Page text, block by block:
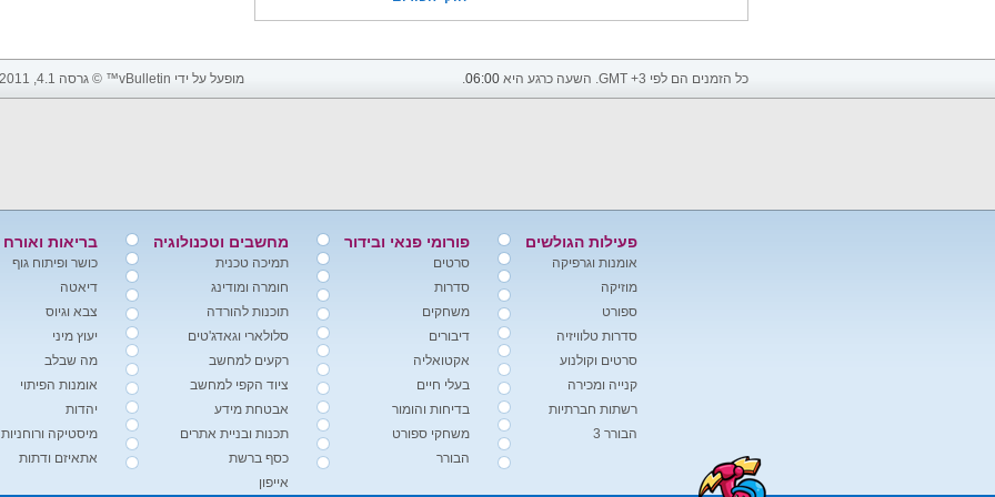
כל הזמנים הם לפי GMT +3. השעה כרגע היא 06:00
. מופעל על ידי vBulletin™ © גרסה 4.1, 2011 vBulletin Solutions, Inc. כל הזכויות שמורות.
פעילות הגולשים
אומנות וגרפיקה
מוזיקה
ספורט
סדרות טלוויזיה
סרטים וקולנוע
קנייה ומכירה
רשתות חברתיות
הבורר 3
פורומי פנאי ובידור
סרטים
סדרות
משחקים
דיבורים
אקטואליה
בעלי חיים
בדיחות והומור
משחקי ספורט
הבורר
מחשבים וטכנולוגיה
תמיכה טכנית
חומרה ומודינג
תוכנות להורדה
סלולארי וגאדג'טים
רקעים למחשב
ציוד הקפי למחשב
אבטחת מידע
תכנות ובניית אתרים
כסף ברשת
אייפון
בריאות ואורח
כושר ופיתוח גוף
דיאטה
צבא וגיוס
יעוץ מיני
מה שבלב
אומנות הפיתוי
יהדות
מיסטיקה ורוחניות
אתאיזם ודתות